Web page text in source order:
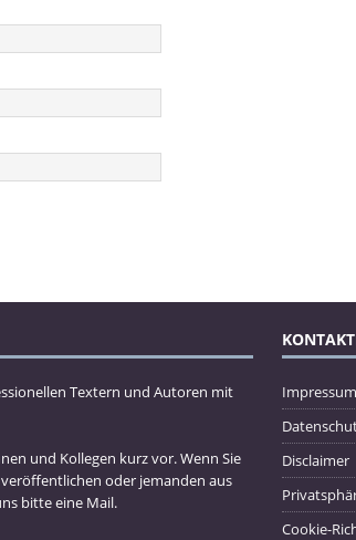
Textern und Autoren mit
und Kollegen kurz vor. Wenn Sie
oder jemanden aus
bitte eine Mail.
Impressum
Disclaimer
Cookie-